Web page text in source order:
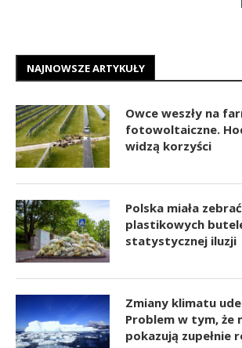
NAJNOWSZE ARTYKUŁY
Owce weszły na
fotowoltaiczne.
widzą korzyści
Polska miała
plastikowych
statystycznej iluzji
Zmiany klimatu
Problem w tym, że
pokazują zupełnie